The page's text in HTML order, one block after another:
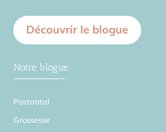
Découvrir le blogue
Notre blogue
Postnatal
Grossesse